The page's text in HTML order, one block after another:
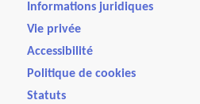
Informations juridiques
Vie privée
Accessibilité
Politique de cookies
Statuts